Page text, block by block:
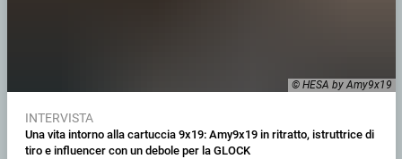
© HESA by Amy9x19
INTERVISTA
Una vita intorno alla cartuccia 9x19: Amy9x19 in ritratto, istruttrice di
tiro e influencer con un debole per la GLOCK